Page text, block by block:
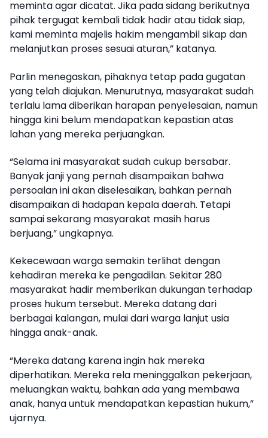
meminta agar dicatat. Jika pada sidang berikutnya
pihak tergugat kembali tidak hadir atau tidak siap,
kami meminta majelis hakim mengambil sikap dan
melanjutkan proses sesuai aturan,” katanya.
Parlin menegaskan, pihaknya tetap pada gugatan
yang telah diajukan. Menurutnya, masyarakat sudah
terlalu lama diberikan harapan penyelesaian, namun
hingga kini belum mendapatkan kepastian atas
lahan yang mereka perjuangkan.
“Selama ini masyarakat sudah cukup bersabar.
Banyak janji yang pernah disampaikan bahwa
persoalan ini akan diselesaikan, bahkan pernah
disampaikan di hadapan kepala daerah. Tetapi
sampai sekarang masyarakat masih harus
berjuang,” ungkapnya.
Kekecewaan warga semakin terlihat dengan
kehadiran mereka ke pengadilan. Sekitar 280
masyarakat hadir memberikan dukungan terhadap
proses hukum tersebut. Mereka datang dari
berbagai kalangan, mulai dari warga lanjut usia
hingga anak-anak.
“Mereka datang karena ingin hak mereka
diperhatikan. Mereka rela meninggalkan pekerjaan,
meluangkan waktu, bahkan ada yang membawa
anak, hanya untuk mendapatkan kepastian hukum,”
ujarnya.